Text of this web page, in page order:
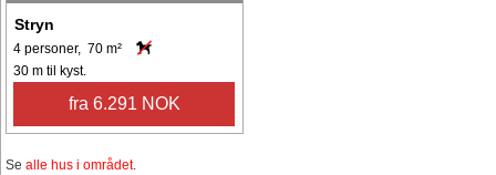
Stryn
4 personer, 70 m²
30 m til kyst.
fra 6.291 NOK
Se alle hus i området.